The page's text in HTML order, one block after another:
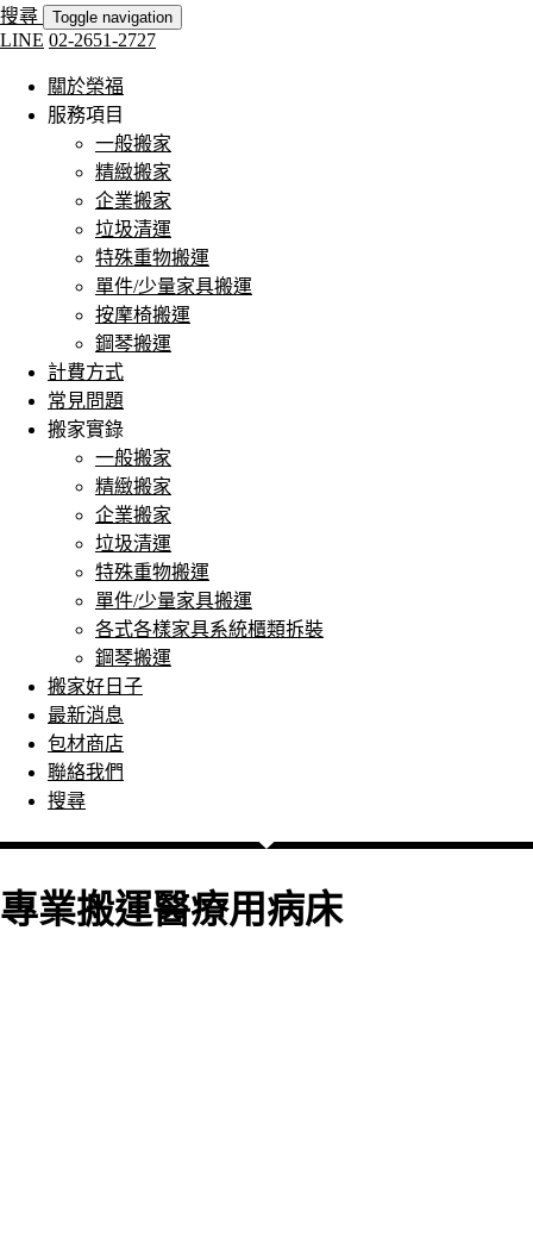
搜尋 Toggle navigation
LINE 02-2651-2727
關於榮福
服務項目
一般搬家
精緻搬家
企業搬家
垃圾清運
特殊重物搬運
單件/少量家具搬運
按摩椅搬運
鋼琴搬運
計費方式
常見問題
搬家實錄
一般搬家
精緻搬家
企業搬家
垃圾清運
特殊重物搬運
單件/少量家具搬運
各式各樣家具系統櫃類拆裝
鋼琴搬運
搬家好日子
最新消息
包材商店
聯絡我們
搜尋
專業搬運醫療用病床